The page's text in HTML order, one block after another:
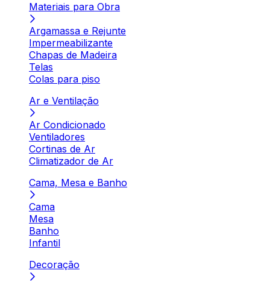
Materiais para Obra
Argamassa e Rejunte
Impermeabilizante
Chapas de Madeira
Telas
Colas para piso
Ar e Ventilação
Ar Condicionado
Ventiladores
Cortinas de Ar
Climatizador de Ar
Cama, Mesa e Banho
Cama
Mesa
Banho
Infantil
Decoração